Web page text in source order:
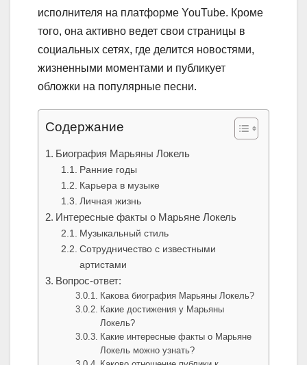
исполнителя на платформе YouTube. Кроме
того, она активно ведет свои страницы в
социальных сетях, где делится новостями,
жизненными моментами и публикует
обложки на популярные песни.
Содержание
Биография Марьяны Локель
Ранние годы
Карьера в музыке
Личная жизнь
Интересные факты о Марьяне Локель
Музыкальный стиль
Сотрудничество с известными
артистами
Вопрос-ответ:
Какова биография Марьяны Локель?
Какие достижения у Марьяны
Локель?
Какие интересные факты о Марьяне
Локель можно узнать?